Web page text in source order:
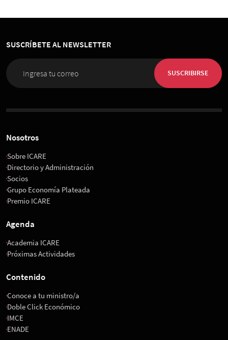
SUSCRÍBETE AL NEWSLETTER
SUSCRIBIRSE
Nosotros
Sobre ICARE
Directorio y Administración
Socios
Grupo Economía Plateada
Premio ICARE
Agenda
Academia ICARE
Próximas Actividades
Contenido
Conoce a tu ministro/a
Doble Click Económico
IMCE
ENADE